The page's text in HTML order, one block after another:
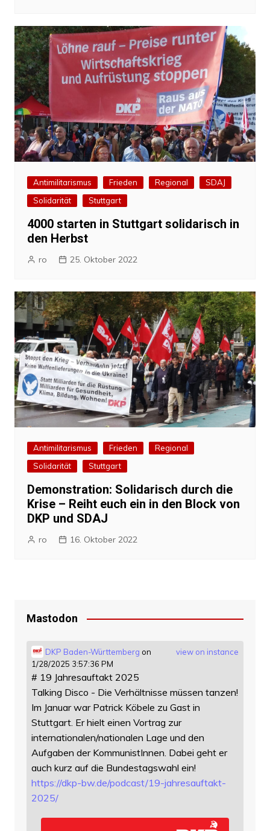
Antimilitarismus Frieden Regional
SDAJ
Solidarität
Stuttgart
4000 starten in Stuttgart solidarisch in
den Herbst
ro 25. Oktober 2022
Antimilitarismus Frieden
Regional
Solidarität
Stuttgart
Demonstration: Solidarisch durch die
Krise – Reiht euch ein in den Block von
DKP und SDAJ
ro 16. Oktober 2022
Mastodon
view on instance
DKP Baden-Württemberg on
1/28/2025 3:57:36 PM
# 19 Jahresauftakt 2025
Talking Disco - Die Verhältnisse müssen tanzen!
Im Januar war Patrick Köbele zu Gast in
Stuttgart. Er hielt einen Vortrag zur
internationalen/nationalen Lage und den
Aufgaben der KommunistInnen. Dabei geht er
auch kurz auf die Bundestagswahl ein!
https://dkp-bw.de/podcast/19-jahresauftakt-
2025/